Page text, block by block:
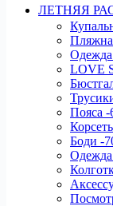
ЛЕТНЯЯ
Одежда
LOVE
Пояса -
Боди -
Одежда